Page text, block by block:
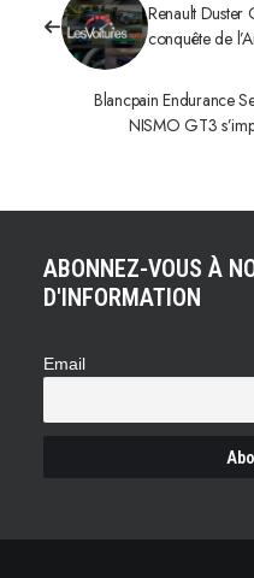
Renault Duster
conquête de
Blancpain Endurance
NISMO GT3
ABONNEZ-VOUS À
D'INFORMATION
Email